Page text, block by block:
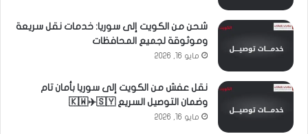
شحن من الكويت إلى سوريا: خدمات نقل سريعة
وموثوقة لجميع المحافظات
مايو 16, 2026
نقل عفش من الكويت إلى سوريا بأمان تام
وضمان التوصيل السريع 🇰🇼✈️🇸🇾
مايو 16, 2026